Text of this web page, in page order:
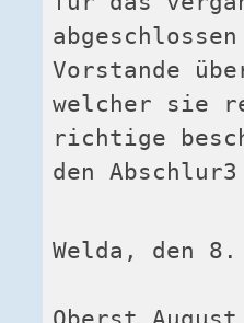
abgeschlossen
Vorstande
welcher sie
richtige
den
Welda, den